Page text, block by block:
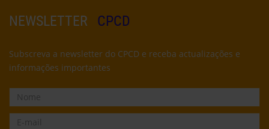
NEWSLETTER CPCD
Subscreva a newsletter do CPCD e receba actualizações e
informações importantes